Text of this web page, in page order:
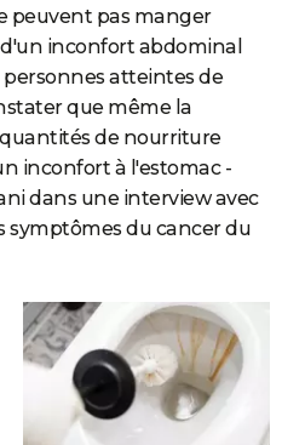
peuvent pas manger
inconfort abdominal
personnes atteintes de
que même la
de nourriture
inconfort à l'estomac -
dans une interview avec
symptômes du cancer du